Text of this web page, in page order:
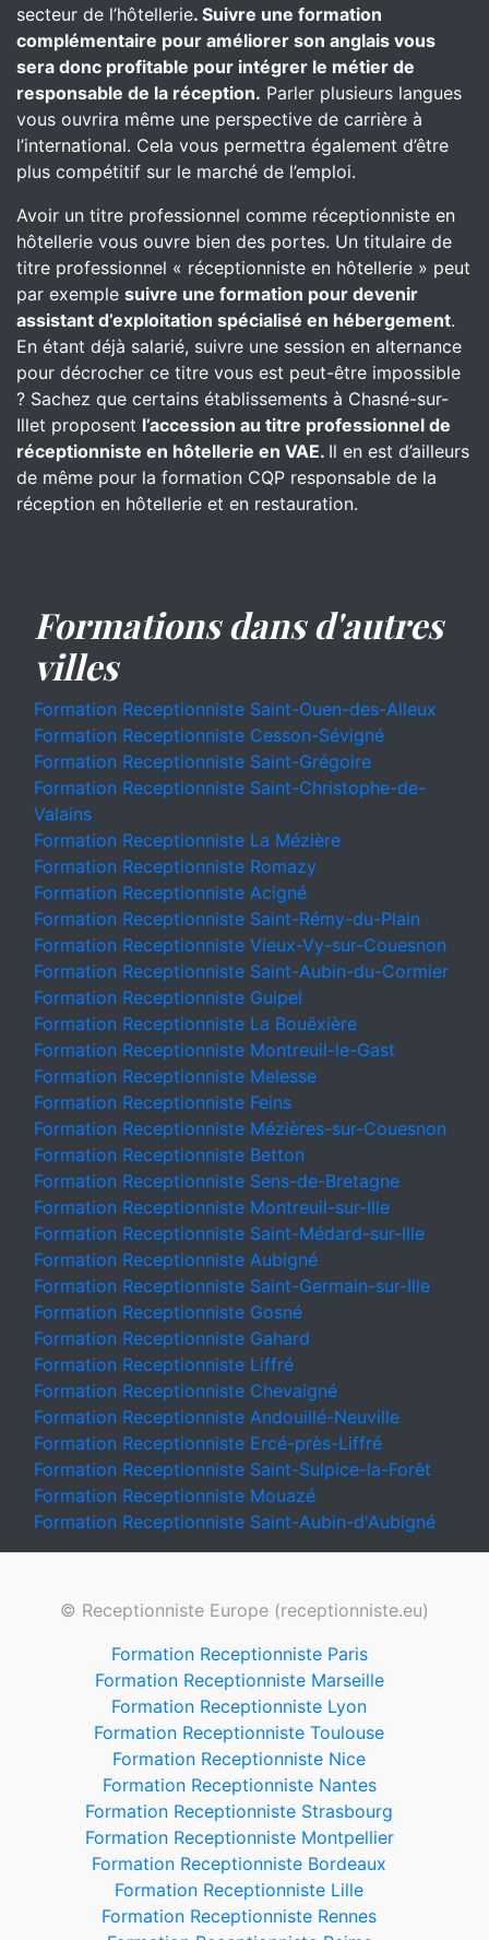
secteur de l’hôtellerie. Suivre une formation
complémentaire pour améliorer son anglais vous
sera donc profitable pour intégrer le métier de
responsable de la réception. Parler plusieurs langues
vous ouvrira même une perspective de carrière à
l’international. Cela vous permettra également d’être
plus compétitif sur le marché de l’emploi.
Avoir un titre professionnel comme réceptionniste en
hôtellerie vous ouvre bien des portes. Un titulaire de
titre professionnel « réceptionniste en hôtellerie » peut
par exemple suivre une formation pour devenir
assistant d’exploitation spécialisé en hébergement.
En étant déjà salarié, suivre une session en alternance
pour décrocher ce titre vous est peut-être impossible
? Sachez que certains établissements à Chasné-sur-
Illet proposent l’accession au titre professionnel de
réceptionniste en hôtellerie en VAE. Il en est d’ailleurs
de même pour la formation CQP responsable de la
réception en hôtellerie et en restauration.
Formations dans d'autres
villes
Formation Receptionniste Saint-Ouen-des-Alleux
Formation Receptionniste Cesson-Sévigné
Formation Receptionniste Saint-Grégoire
Formation Receptionniste Saint-Christophe-de-
Valains
Formation Receptionniste La Mézière
Formation Receptionniste Romazy
Formation Receptionniste Acigné
Formation Receptionniste Saint-Rémy-du-Plain
Formation Receptionniste Vieux-Vy-sur-Couesnon
Formation Receptionniste Saint-Aubin-du-Cormier
Formation Receptionniste Guipel
Formation Receptionniste La Bouëxière
Formation Receptionniste Montreuil-le-Gast
Formation Receptionniste Melesse
Formation Receptionniste Feins
Formation Receptionniste Mézières-sur-Couesnon
Formation Receptionniste Betton
Formation Receptionniste Sens-de-Bretagne
Formation Receptionniste Montreuil-sur-Ille
Formation Receptionniste Saint-Médard-sur-Ille
Formation Receptionniste Aubigné
Formation Receptionniste Saint-Germain-sur-Ille
Formation Receptionniste Gosné
Formation Receptionniste Gahard
Formation Receptionniste Liffré
Formation Receptionniste Chevaigné
Formation Receptionniste Andouillé-Neuville
Formation Receptionniste Ercé-près-Liffré
Formation Receptionniste Saint-Sulpice-la-Forêt
Formation Receptionniste Mouazé
Formation Receptionniste Saint-Aubin-d'Aubigné
© Receptionniste Europe (receptionniste.eu)
Formation Receptionniste Paris
Formation Receptionniste Marseille
Formation Receptionniste Lyon
Formation Receptionniste Toulouse
Formation Receptionniste Nice
Formation Receptionniste Nantes
Formation Receptionniste Strasbourg
Formation Receptionniste Montpellier
Formation Receptionniste Bordeaux
Formation Receptionniste Lille
Formation Receptionniste Rennes